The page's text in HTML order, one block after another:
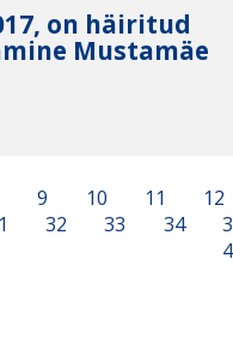
on häiritud
Mustamäe
9 10 11 12
32 33 34